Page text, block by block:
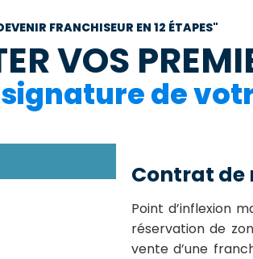
FRANCHISEUR EN 12 ÉTAPES"​
VOS
signature de
Contrat de
Point d’inflexion
réservation de
vente d’une